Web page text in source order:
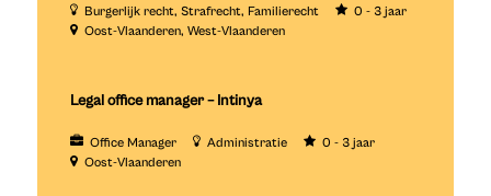
Burgerlijk recht Strafrecht Familierecht
0 - 3 jaar
Oost-Vlaanderen West-Vlaanderen
Legal office manager – Intinya
Office Manager Administratie
0 - 3 jaar
Oost-Vlaanderen